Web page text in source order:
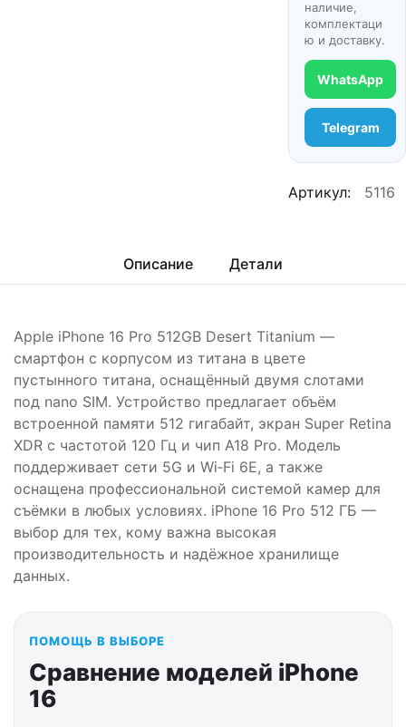
наличие,
комплектаци
ю и доставку.
WhatsApp
Telegram
Артикул: 5116
Описание Детали
Apple iPhone 16 Pro 512GB Desert Titanium —
смартфон с корпусом из титана в цвете
пустынного титана, оснащённый двумя слотами
под nano SIM. Устройство предлагает объём
встроенной памяти 512 гигабайт, экран Super Retina
XDR с частотой 120 Гц и чип A18 Pro. Модель
поддерживает сети 5G и Wi‑Fi 6E, а также
оснащена профессиональной системой камер для
съёмки в любых условиях. iPhone 16 Pro 512 ГБ —
выбор для тех, кому важна высокая
производительность и надёжное хранилище
данных.
ПОМОЩЬ В ВЫБОРЕ
Сравнение моделей iPhone
16